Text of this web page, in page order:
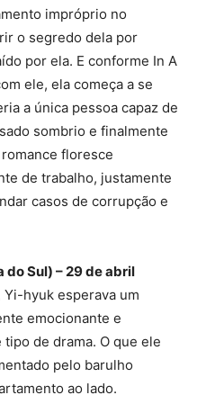
impróprio no
o segredo dela por
por ela. E conforme In A
ele, ela começa a se
a única pessoa capaz de
sombrio e finalmente
floresce
de trabalho, justamente
casos de corrupção e
do Sul) – 29 de abril
hyuk esperava um
emocionante e
de drama. O que ele
pelo barulho
ao lado.